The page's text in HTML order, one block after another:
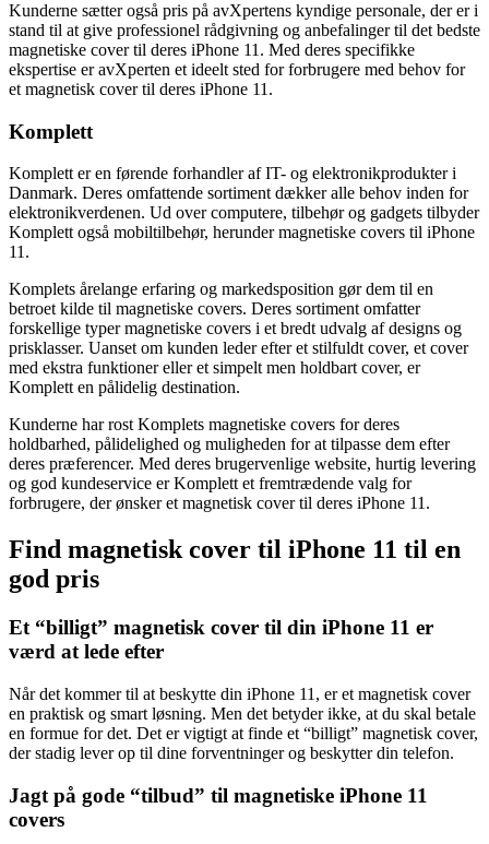
Kunderne sætter også pris på avXpertens kyndige personale, der er i
stand til at give professionel rådgivning og anbefalinger til det bedste
magnetiske cover til deres iPhone 11. Med deres specifikke
ekspertise er avXperten et ideelt sted for forbrugere med behov for
et magnetisk cover til deres iPhone 11.
Komplett
Komplett er en førende forhandler af IT- og elektronikprodukter i
Danmark. Deres omfattende sortiment dækker alle behov inden for
elektronikverdenen. Ud over computere, tilbehør og gadgets tilbyder
Komplett også mobiltilbehør, herunder magnetiske covers til iPhone
11.
Komplets årelange erfaring og markedsposition gør dem til en
betroet kilde til magnetiske covers. Deres sortiment omfatter
forskellige typer magnetiske covers i et bredt udvalg af designs og
prisklasser. Uanset om kunden leder efter et stilfuldt cover, et cover
med ekstra funktioner eller et simpelt men holdbart cover, er
Komplett en pålidelig destination.
Kunderne har rost Komplets magnetiske covers for deres
holdbarhed, pålidelighed og muligheden for at tilpasse dem efter
deres præferencer. Med deres brugervenlige website, hurtig levering
og god kundeservice er Komplett et fremtrædende valg for
forbrugere, der ønsker et magnetisk cover til deres iPhone 11.
Find magnetisk cover til iPhone 11 til en
god pris
Et “billigt” magnetisk cover til din iPhone 11 er
værd at lede efter
Når det kommer til at beskytte din iPhone 11, er et magnetisk cover
en praktisk og smart løsning. Men det betyder ikke, at du skal betale
en formue for det. Det er vigtigt at finde et “billigt” magnetisk cover,
der stadig lever op til dine forventninger og beskytter din telefon.
Jagt på gode “tilbud” til magnetiske iPhone 11
covers